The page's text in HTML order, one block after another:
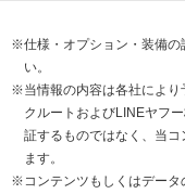
※仕様・オプション・装備の
い。
※当情報の内容は各社により
クルートおよびLINEヤフ
証するものではなく、当
ます。
※コンテンツもしくはデータ